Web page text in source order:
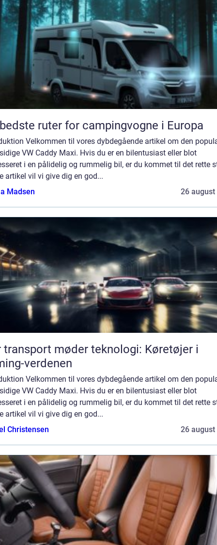
ruter for campingvogne i Europa
Velkommen til vores dybdegående artikel om den
VW Caddy Maxi. Hvis du er en bilentusiast eller blot
i en pålidelig og rummelig bil, er du kommet til det rette
artikel vil vi give dig en god...
Madsen
26 august
transport møder teknologi: Køretøjer i
verdenen
Velkommen til vores dybdegående artikel om den
VW Caddy Maxi. Hvis du er en bilentusiast eller blot
i en pålidelig og rummelig bil, er du kommet til det rette
artikel vil vi give dig en god...
Christensen
26 august